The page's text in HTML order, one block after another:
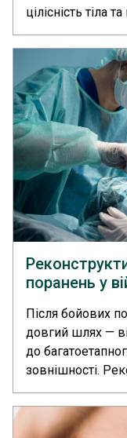
цілісність тіла
Реконструкція
знижує
емоційному
поранень у
обличчя й
Після бойових
довгий шлях —
до
зовнішності.
ключову роль у
лише закрити
пацієнтам